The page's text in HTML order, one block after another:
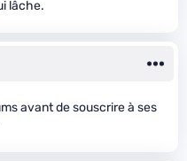
lâche.
avant de souscrire à ses